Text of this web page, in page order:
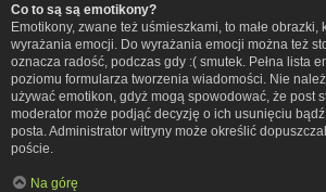
Co to są są emotikony?
Emotikony, zwane też uśmieszkami, to małe obrazki,
wyrażania emocji. Do wyrażania emocji można też
oznacza radość, podczas gdy :( smutek. Pełna lista
poziomu formularza tworzenia wiadomości. Nie
używać emotikon, gdyż mogą spowodować, że post
moderator może podjąć decyzję o ich usunięciu
posta. Administrator witryny może określić
poście.
Na górę